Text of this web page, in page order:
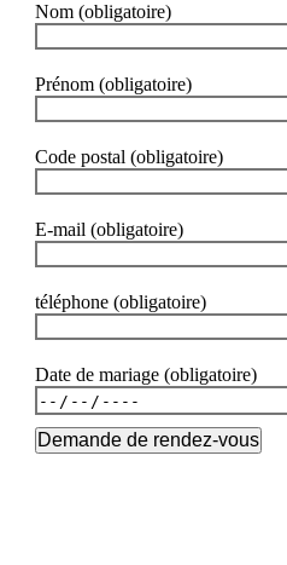
Nom (obligatoire)
Prénom (obligatoire)
Code postal (obligatoire)
E-mail (obligatoire)
téléphone (obligatoire)
Date de mariage (obligatoire)